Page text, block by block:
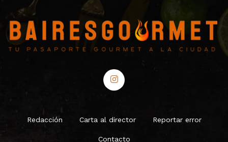
Redacción Carta al director Reportar error
Contacto